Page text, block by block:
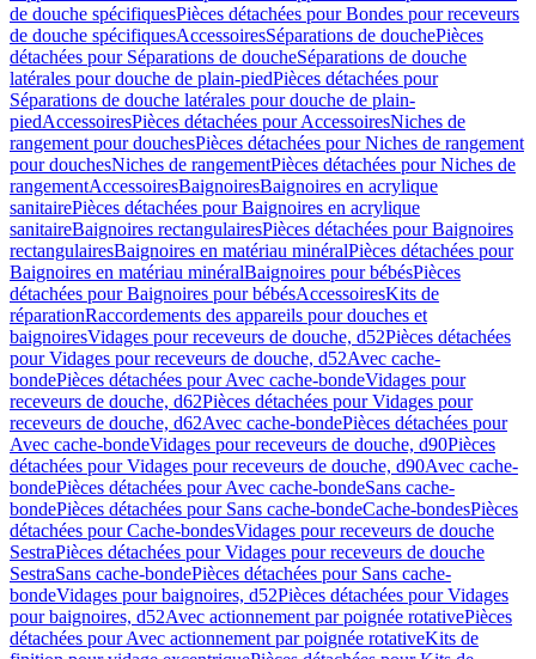
de douche spécifiquesPièces détachées pour Bondes pour receveurs
de douche spécifiquesAccessoiresSéparations de douchePièces
détachées pour Séparations de doucheSéparations de douche
latérales pour douche de plain-piedPièces détachées pour
Séparations de douche latérales pour douche de plain-
piedAccessoiresPièces détachées pour AccessoiresNiches de
rangement pour douchesPièces détachées pour Niches de rangement
pour douchesNiches de rangementPièces détachées pour Niches de
rangementAccessoiresBaignoiresBaignoires en acrylique
sanitairePièces détachées pour Baignoires en acrylique
sanitaireBaignoires rectangulairesPièces détachées pour Baignoires
rectangulairesBaignoires en matériau minéralPièces détachées pour
Baignoires en matériau minéralBaignoires pour bébésPièces
détachées pour Baignoires pour bébésAccessoiresKits de
réparationRaccordements des appareils pour douches et
baignoiresVidages pour receveurs de douche, d52Pièces détachées
pour Vidages pour receveurs de douche, d52Avec cache-
bondePièces détachées pour Avec cache-bondeVidages pour
receveurs de douche, d62Pièces détachées pour Vidages pour
receveurs de douche, d62Avec cache-bondePièces détachées pour
Avec cache-bondeVidages pour receveurs de douche, d90Pièces
détachées pour Vidages pour receveurs de douche, d90Avec cache-
bondePièces détachées pour Avec cache-bondeSans cache-
bondePièces détachées pour Sans cache-bondeCache-bondesPièces
détachées pour Cache-bondesVidages pour receveurs de douche
SestraPièces détachées pour Vidages pour receveurs de douche
SestraSans cache-bondePièces détachées pour Sans cache-
bondeVidages pour baignoires, d52Pièces détachées pour Vidages
pour baignoires, d52Avec actionnement par poignée rotativePièces
détachées pour Avec actionnement par poignée rotativeKits de